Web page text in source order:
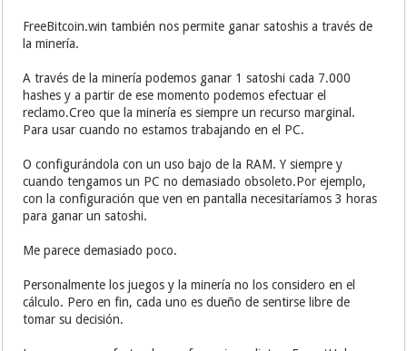
FreeBitcoin.win también nos permite ganar satoshis a través de
la minería.
A través de la minería podemos ganar 1 satoshi cada 7.000
hashes y a partir de ese momento podemos efectuar el
reclamo.Creo que la minería es siempre un recurso marginal.
Para usar cuando no estamos trabajando en el PC.
O configurándola con un uso bajo de la RAM. Y siempre y
cuando tengamos un PC no demasiado obsoleto.Por ejemplo,
con la configuración que ven en pantalla necesitaríamos 3 horas
para ganar un satoshi.
Me parece demasiado poco.
Personalmente los juegos y la minería no los considero en el
cálculo. Pero en fin, cada uno es dueño de sentirse libre de
tomar su decisión.